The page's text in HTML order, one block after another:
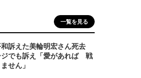
一覧を見る
訴えた美輪明宏さん死去
ジでも訴え「愛があれば 戦
せん」